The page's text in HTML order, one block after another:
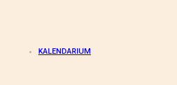
KALENDARIUM